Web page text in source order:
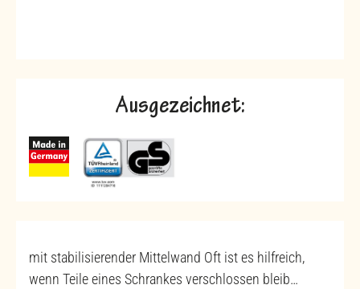
Ausgezeichnet:
mit stabilisierender Mittelwand Oft ist es hilfreich,
wenn Teile eines Schrankes verschlossen bleib…